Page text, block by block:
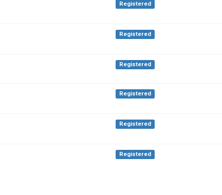
Registered
Registered
Registered
Registered
Registered
Registered